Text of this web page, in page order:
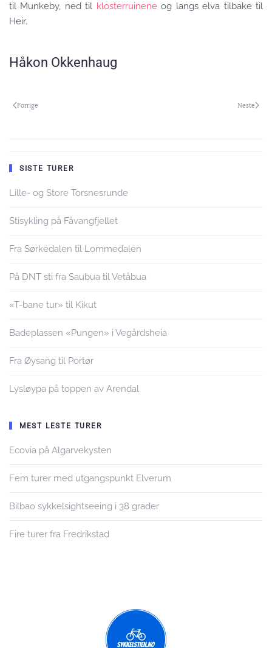
til Munkeby, ned til klosterruineneog langs elva tilbake til
Heir.
Håkon Okkenhaug
Forrige Neste
SISTE TURER
Lille- og Store Torsnesrunde
Stisykling på Fåvangfjellet
Fra Sørkedalen til Lommedalen
På DNT sti fra Saubua til Vetåbua
«T-bane tur» til Kikut
Badeplassen «Pungen» i Vegårdsheia
Fra Øysang til Portør
Lysløypa på toppen av Arendal
MEST LESTE TURER
Ecovia på Algarvekysten
Fem turer med utgangspunkt Elverum
Bilbao sykkelsightseeing i 38 grader
Fire turer fra Fredrikstad